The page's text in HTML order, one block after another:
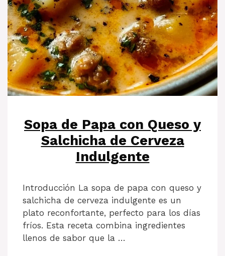
Sopa de Papa con Queso y
Salchicha de Cerveza
Indulgente
Introducción La sopa de papa con queso y
salchicha de cerveza indulgente es un
plato reconfortante, perfecto para los días
fríos. Esta receta combina ingredientes
llenos de sabor que la …